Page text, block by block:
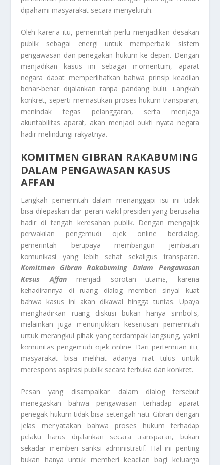
dipahami masyarakat secara menyeluruh.
Oleh karena itu, pemerintah perlu menjadikan desakan
publik sebagai energi untuk memperbaiki sistem
pengawasan dan penegakan hukum ke depan. Dengan
menjadikan kasus ini sebagai momentum, aparat
negara dapat memperlihatkan bahwa prinsip keadilan
benar-benar dijalankan tanpa pandang bulu. Langkah
konkret, seperti memastikan proses hukum transparan,
menindak tegas pelanggaran, serta menjaga
akuntabilitas aparat, akan menjadi bukti nyata negara
hadir melindungi rakyatnya.
KOMITMEN GIBRAN RAKABUMING
DALAM PENGAWASAN KASUS
AFFAN
Langkah pemerintah dalam menanggapi isu ini tidak
bisa dilepaskan dari peran wakil presiden yang berusaha
hadir di tengah keresahan publik. Dengan mengajak
perwakilan pengemudi ojek online berdialog,
pemerintah berupaya membangun jembatan
komunikasi yang lebih sehat sekaligus transparan.
Komitmen Gibran Rakabuming Dalam Pengawasan
Kasus Affanmenjadi sorotan utama, karena
kehadirannya di ruang dialog memberi sinyal kuat
bahwa kasus ini akan dikawal hingga tuntas. Upaya
menghadirkan ruang diskusi bukan hanya simbolis,
melainkan juga menunjukkan keseriusan pemerintah
untuk merangkul pihak yang terdampak langsung, yakni
komunitas pengemudi ojek online. Dari pertemuan itu,
masyarakat bisa melihat adanya niat tulus untuk
merespons aspirasi publik secara terbuka dan konkret.
Pesan yang disampaikan dalam dialog tersebut
menegaskan bahwa pengawasan terhadap aparat
penegak hukum tidak bisa setengah hati. Gibran dengan
jelas menyatakan bahwa proses hukum terhadap
pelaku harus dijalankan secara transparan, bukan
sekadar memberi sanksi administratif. Hal ini penting
bukan hanya untuk memberi keadilan bagi keluarga